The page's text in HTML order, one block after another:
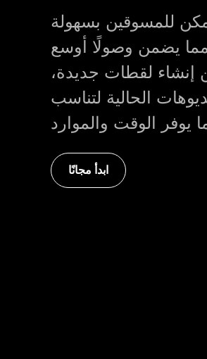
للمسوقين بسهولة
يضمن وصولًا أوسع
إنشاء لقطات جديدة،
الحالية لتناسب
ابدأ مجانًا